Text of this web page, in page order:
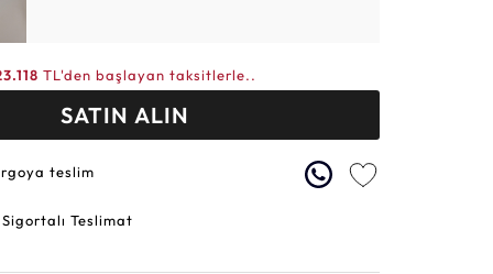
TL'den başlayan taksitlerle..
SATIN ALIN
teslim
Teslimat